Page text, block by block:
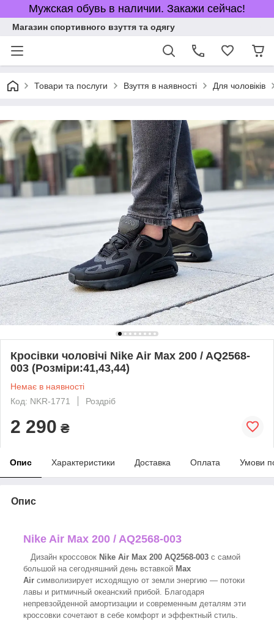
Мужская обувь в наличии. Закажи сейчас!
Магазин спортивного взуття та одягу
Товари та послуги Взуття в наявності Для чоловіків
Кросівки чоловічі Nike Air Max 200 / AQ2568-
003 (Розміри:41,43,44)
Немає в наявності
Код: NKR-1771
Роздріб
2 290 ₴
Опис Характеристики Доставка Оплата Умови
Опис
Nike Air Max 200 / AQ2568-003
Дизайн кроссовок Nike Air Max 200 AQ2568-003 с самой
большой на сегодняшний день вставкой Max
Air символизирует исходящую от земли энергию — потоки
лавы и ритмичный океанский прибой. Благодаря
непревзойденной амортизации и современным деталям эти
кроссовки сочетают в себе комфорт и эффектный стиль.